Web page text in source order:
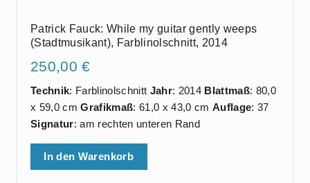
Patrick Fauck: While my guitar gently weeps
(Stadtmusikant), Farblinolschnitt, 2014
250,00€
Technik: Farblinolschnitt Jahr: 2014 Blattmaß: 80,0
x 59,0 cmGrafikmaß: 61,0 x 43,0 cmAuflage: 37
Signatur: am rechten unteren Rand
In den Warenkorb